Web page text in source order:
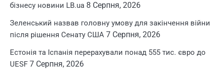
бізнесу новини LB.ua 8 Серпня, 2026
Зеленський назвав головну умову для закінчення війни
після рішення Сенату США 7 Серпня, 2026
Естонія та Іспанія перерахували понад 555 тис. євро до
UESF 7 Серпня, 2026